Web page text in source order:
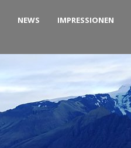
NEWS IMPRESSIONEN